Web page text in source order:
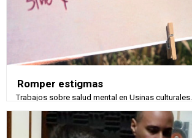
Romper estigmas
Trabajos sobre salud mental en Usinas culturales...